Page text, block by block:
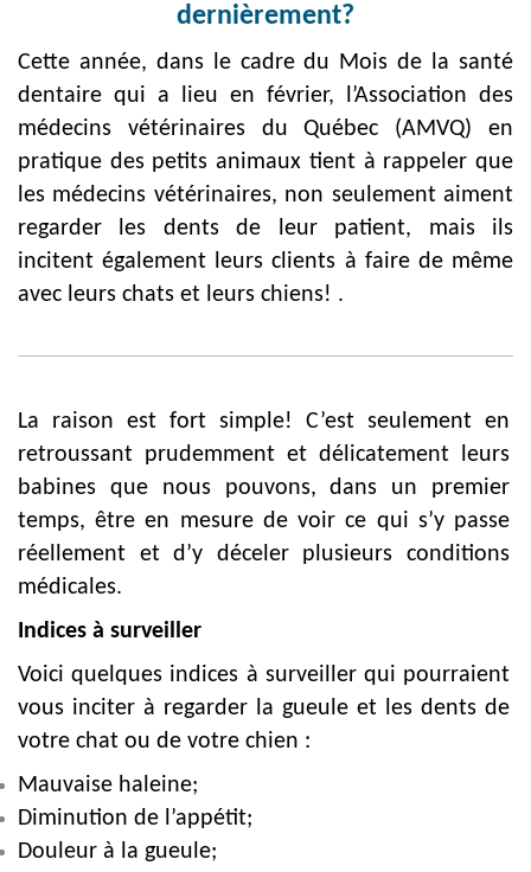
dernièrement?
Cette année, dans le cadre du Mois de la santé
dentaire qui a lieu en février, l’Association des
médecins vétérinaires du Québec (AMVQ) en
pratique des petits animaux tient à rappeler que
les médecins vétérinaires, non seulement aiment
regarder les dents de leur patient, mais ils
incitent également leurs clients à faire de même
avec leurs chats et leurs chiens! .
La raison est fort simple! C’est seulement en
retroussant prudemment et délicatement leurs
babines que nous pouvons, dans un premier
temps, être en mesure de voir ce qui s’y passe
réellement et d’y déceler plusieurs conditions
médicales.
Indices à surveiller
Voici quelques indices à surveiller qui pourraient
vous inciter à regarder la gueule et les dents de
votre chat ou de votre chien :
Mauvaise haleine;
Diminution de l’appétit;
Douleur à la gueule;